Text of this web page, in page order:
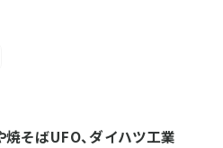
そばUFO、ダイハツ工業